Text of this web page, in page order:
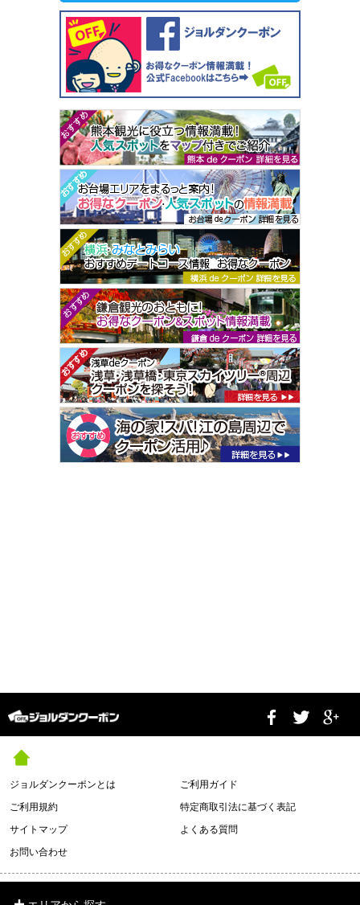
ジョルダンクーポンとは
ご利用ガイド
ご利用規約
特定商取引法に基づく表記
サイトマップ
よくある質問
お問い合わせ